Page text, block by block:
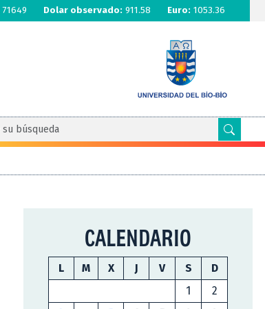
71649 Dolar observado: 911.58 Euro: 1053.36
CALENDARIO
L M X J V S
D
1
2